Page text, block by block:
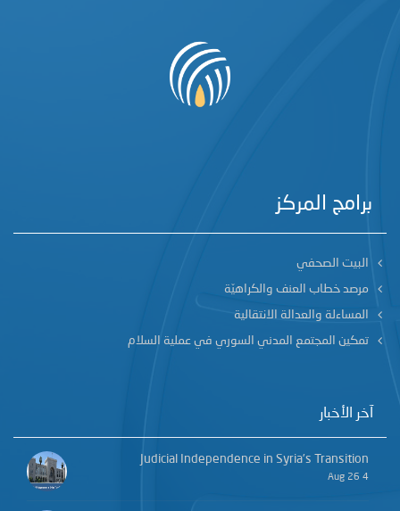
برامج المركز
البيت الصحفي
مرصد خطاب العنف والكراهيّة
المساءلة والعدالة الانتقالية
تمكين المجتمع المدني السوري في عملية السلام
آخر الأخبار
Judicial Independence in Syria’s Transition
4 Aug 26